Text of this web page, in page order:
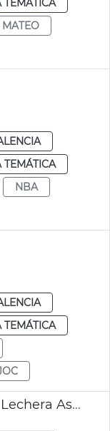
MATEO
TEMÁTICA
NBA
TEMÁTICA
Carrera de la Dona. Central Lechera Asturiana